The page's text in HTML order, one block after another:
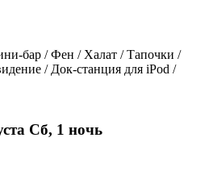
бар / Фен / Халат / Тапочки /
/ Док-станция для iPod /
Сб, 1 ночь